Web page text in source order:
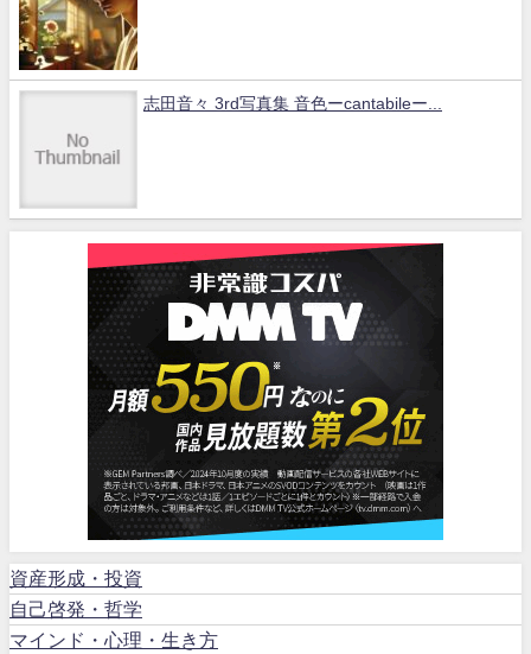
志田音々 3rd写真集 音色ーcantabileー...
資産形成・投資
自己啓発・哲学
マインド・心理・生き方